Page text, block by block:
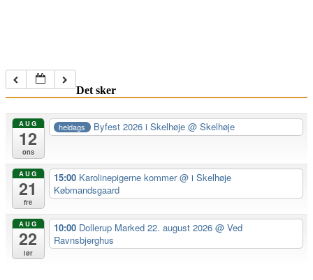
Det sker
AUG
12
ons
heldags Byfest 2026 i Skelhøje@ Skelhøje
AUG
21
fre
15:00 Karolinepigerne kommer@ i Skelhøje
Købmandsgaard
AUG
22
lør
10:00 Dollerup Marked 22. august 2026 @ Ved
Ravnsbjerghus